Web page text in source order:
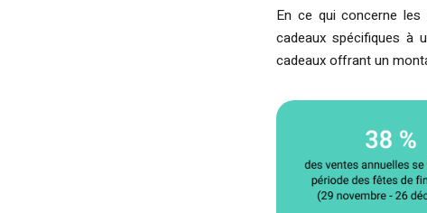
En ce qui concerne
cadeaux spécifiques à
cadeaux offrant un